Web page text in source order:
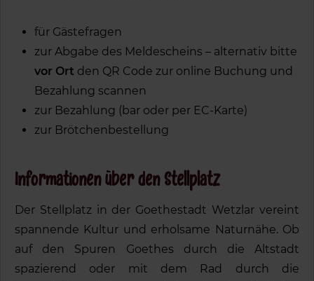
für Gästefragen
zur Abgabe des Meldescheins – alternativ bitte
vor Ort den QR Code zur online Buchung und
Bezahlung scannen
zur Bezahlung (bar oder per EC-Karte)
zur Brötchenbestellung
Informationen über den Stellplatz
Der Stellplatz in der Goethestadt Wetzlar vereint
spannende Kultur und erholsame Naturnähe. Ob
auf den Spuren Goethes durch die Altstadt
spazierend oder mit dem Rad durch die